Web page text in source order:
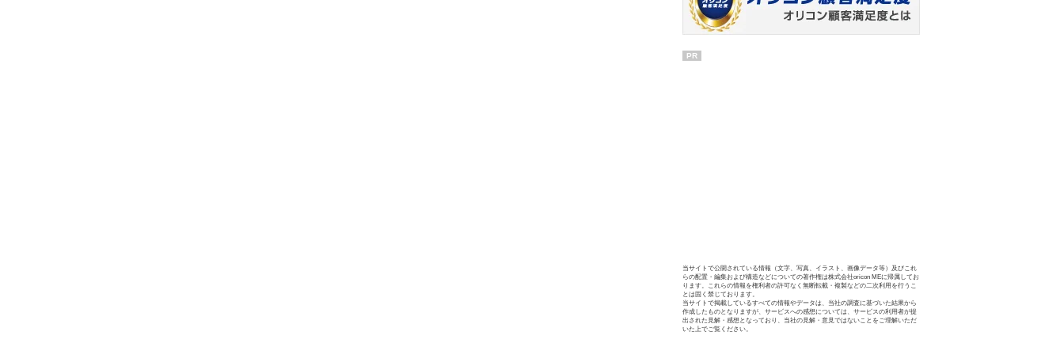
PR
当サイトで公開されている情報（文字、写真、イラスト、画像データ等）及びこれ
らの配置・編集および構造などについての著作権は株式会社oricon MEに帰属してお
ります。これらの情報を権利者の許可なく無断転載・複製などの二次利用を行うこ
とは固く禁じております。
当サイトで掲載しているすべての情報やデータは、当社の調査に基づいた結果から
作成したものとなりますが、サービスへの感想については、サービスの利用者が提
出された見解・感想となっており、当社の見解・意見ではないことをご理解いただ
いた上でご覧ください。